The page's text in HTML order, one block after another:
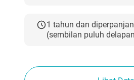
1 tahun dan
(sembilan puluh